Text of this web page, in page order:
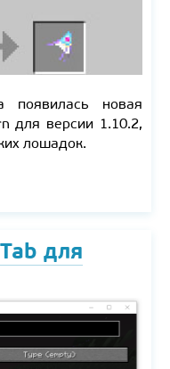
появилась новая
для версии 1.10.2,
лошадок.
для